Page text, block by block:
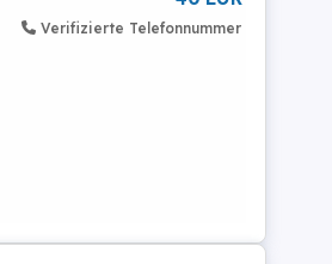
Verifizierte Telefonnummer